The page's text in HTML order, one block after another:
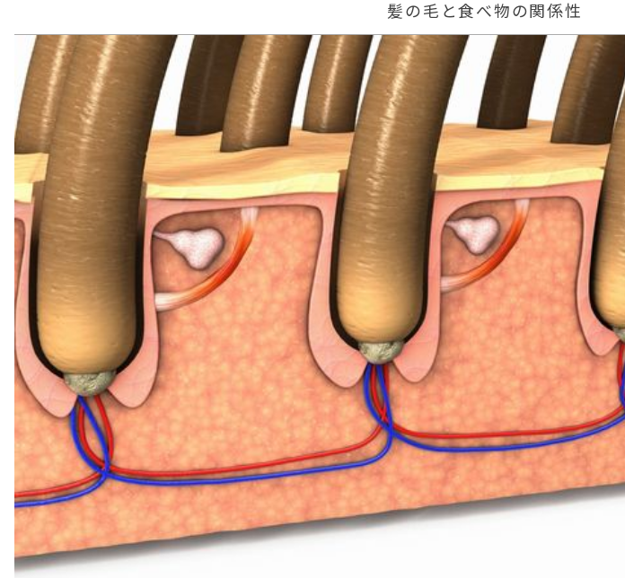
髪の毛と食べ物の関係性